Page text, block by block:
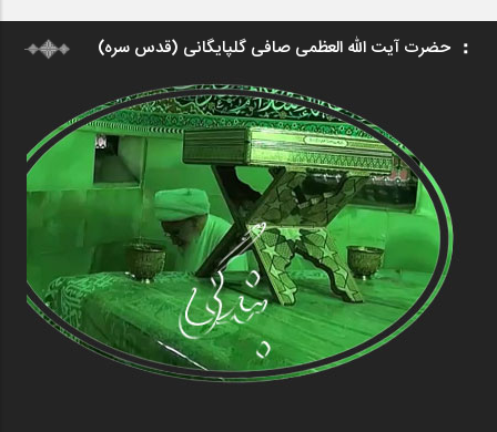
حضرت آیت الله العظمی صافی گلپایگانی (قدس سره)